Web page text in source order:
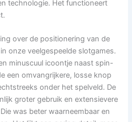
technologie. Het functioneert
over de positionering van de
in onze veelgespeelde slotgames.
minuscuul icoontje naast spin-
een omvangrijkere, losse knop
onder het spelveld. De
groter gebruik en extensievere
was beter waarneembaar en